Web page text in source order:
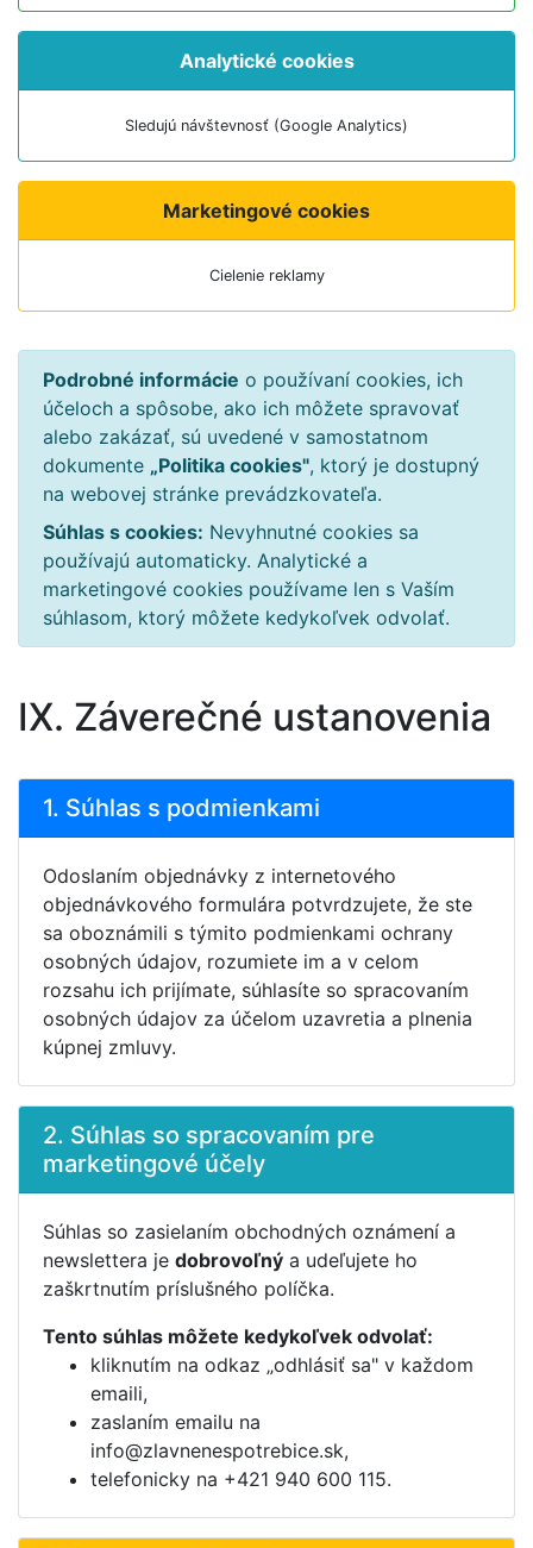
Analytické cookies
Sledujú návštevnosť (Google Analytics)
Marketingové cookies
Cielenie reklamy
Podrobné informácie o používaní cookies, ich
účeloch a spôsobe, ako ich môžete spravovať
alebo zakázať, sú uvedené v samostatnom
dokumente „Politika cookies", ktorý je dostupný
na webovej stránke prevádzkovateľa.
Súhlas s cookies: Nevyhnutné cookies sa
používajú automaticky. Analytické a
marketingové cookies používame len s Vaším
súhlasom, ktorý môžete kedykoľvek odvolať.
IX. Záverečné ustanovenia
1. Súhlas s podmienkami
Odoslaním objednávky z internetového
objednávkového formulára potvrdzujete, že ste
sa oboznámili s týmito podmienkami ochrany
osobných údajov, rozumiete im a v celom
rozsahu ich prijímate, súhlasíte so spracovaním
osobných údajov za účelom uzavretia a plnenia
kúpnej zmluvy.
2. Súhlas so spracovaním pre
marketingové účely
Súhlas so zasielaním obchodných oznámení a
newslettera je dobrovoľný a udeľujete ho
zaškrtnutím príslušného políčka.
Tento súhlas môžete kedykoľvek odvolať:
kliknutím na odkaz „odhlásiť sa" v každom
emaili,
zaslaním emailu na
info@zlavnenespotrebice.sk,
telefonicky na +421 940 600 115.